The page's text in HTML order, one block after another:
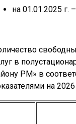
на 01.01.2025 г.
в
РМ» в
на 2026